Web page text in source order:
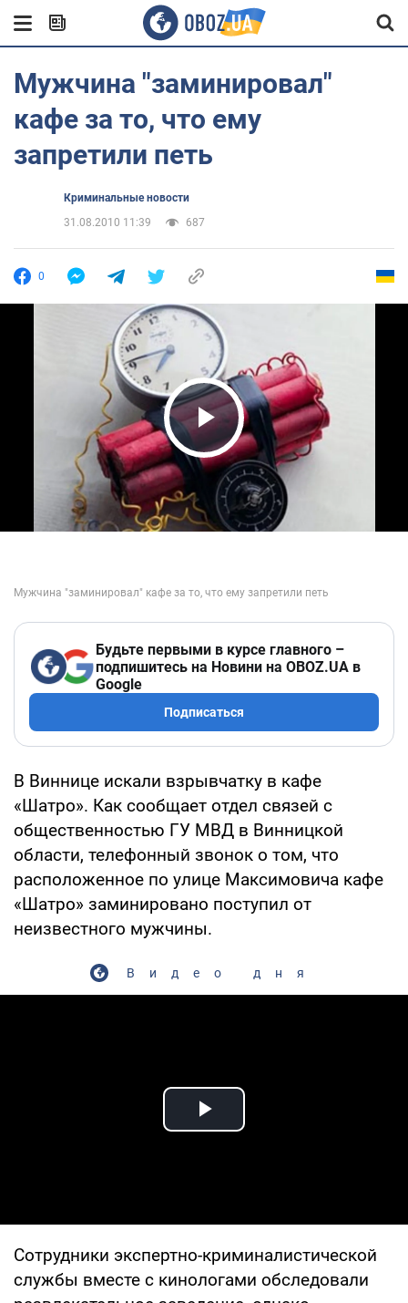
Мужчина "заминировал"
кафе за то, что ему
запретили петь
Криминальные новости
31.08.2010 11:39
687
0
Play Video
Будьте первыми в курсе главного –
подпишитесь на Новини на OBOZ.UA в
Google
Подписаться
В Виннице искали взрывчатку в кафе
«Шатро». Как сообщает отдел связей с
общественностью ГУ МВД в Винницкой
области, телефонный звонок о том, что
расположенное по улице Максимовича кафе
«Шатро» заминировано поступил от
неизвестного мужчины.
Видео дня
Play Video
Сотрудники экспертно-криминалистической
службы вместе с кинологами обследовали